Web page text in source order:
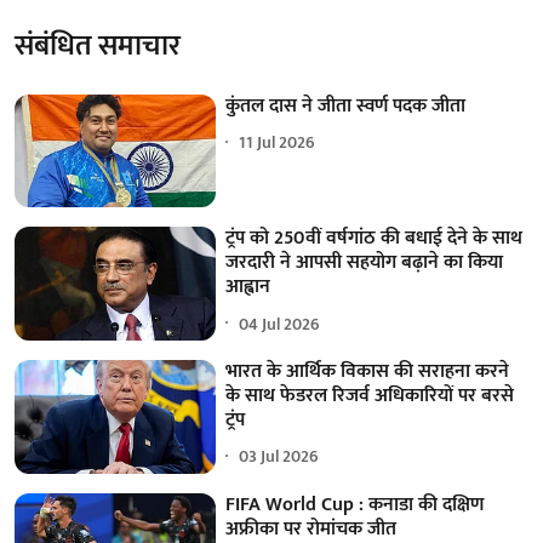
संबंधित समाचार
कुंतल दास ने जीता स्वर्ण पदक जीता
11 Jul 2026
ट्रंप को 250वीं वर्षगांठ की बधाई देने के साथ
जरदारी ने आपसी सहयोग बढ़ाने का किया
आह्वान
04 Jul 2026
भारत के आर्थिक विकास की सराहना करने
के साथ फेडरल रिजर्व अधिकारियों पर बरसे
ट्रंप
03 Jul 2026
FIFA World Cup : कनाडा की दक्षिण
अफ्रीका पर रोमांचक जीत